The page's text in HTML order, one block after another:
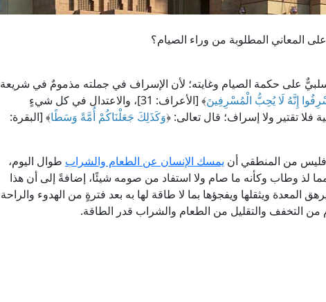
على المعاني المطلوبة من وراء الصيام؟
سلبيٌّ على حكمة الصيام وغايته؛ لأن الإسراف في جملته مذمومٌ في شريعة
إِنَّهُ لَا يُحِبُّ الْمُسْرِفِينَ
﴾ [الأعراف: 31]، والاعتدال في كل شيءٍ
تقتير ولا إسراف؛ قال تعالى: ﴿وَكَذَلِكَ جَعَلْنَاكُمْ أُمَّةً وَسَطًا﴾ [البقرة:
فليس من المنطقي أن يمسك الإنسان عن الطعام والشراب طوال اليوم،
لذ وطاب وكأنه ما صام ولا استفاد من صومه شيئًا، إضافةً إلى أن هذا
ويثقلها ويفجؤها بما لا طاقة لها به بعد فترةٍ من الهدوء والراحة
من التخفف والتقليل من الطعام والشراب قدر الطاقة.